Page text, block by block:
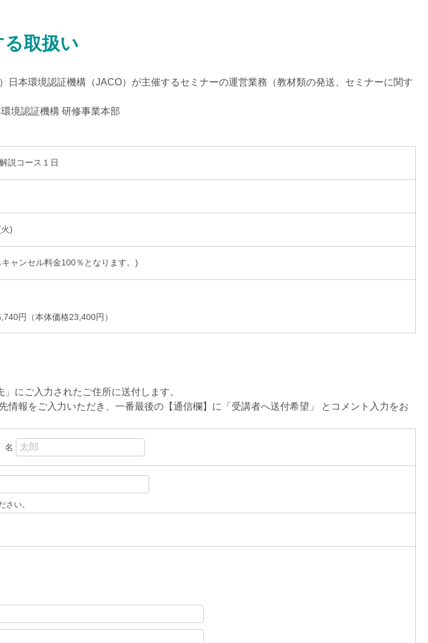
取扱い
日本環境認証機構（JACO）が主催するセミナーの運営業務（教材類の発送、セミナーに関す
環境認証機構 研修事業本部
説コース１日
)
ャンセル料金100％となります。)
円（本体価格23,400円）
にご入力されたご住所に送付します。
情報をご入力いただき、一番最後の【通信欄】に「受講者へ送付希望」 とコメント入力をお
名
さい。
り
ビス退会フォーム
サンプルビデオ